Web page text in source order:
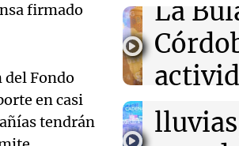
firmado
Fondo
en casi
tendrán
Deportes
Lionel Messi
su regreso a la
Inter Miami en
Episodios
campo
Panorama
Episodios
La
Audio.